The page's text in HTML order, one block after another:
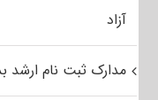
آزاد
مدارک ثبت نام ارشد